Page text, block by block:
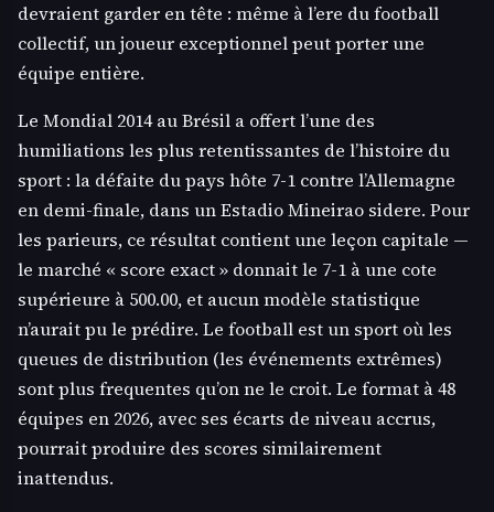
devraient garder en tête : même à l’ere du football
collectif, un joueur exceptionnel peut porter une
équipe entière.
Le Mondial 2014 au Brésil a offert l’une des
humiliations les plus retentissantes de l’histoire du
sport : la défaite du pays hôte 7-1 contre l’Allemagne
en demi-finale, dans un Estadio Mineirao sidere. Pour
les parieurs, ce résultat contient une leçon capitale —
le marché « score exact » donnait le 7-1 à une cote
supérieure à 500.00, et aucun modèle statistique
n’aurait pu le prédire. Le football est un sport où les
queues de distribution (les événements extrêmes)
sont plus frequentes qu’on ne le croit. Le format à 48
équipes en 2026, avec ses écarts de niveau accrus,
pourrait produire des scores similairement
inattendus.